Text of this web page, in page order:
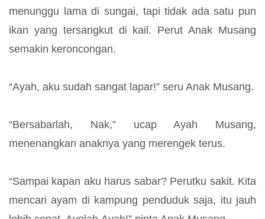
menunggu lama di sungai, tapi tidak ada satu pun
ikan yang tersangkut di kail. Perut Anak Musang
semakin keroncongan.
“Ayah, aku sudah sangat lapar!” seru Anak Musang.
“Bersabarlah, Nak,” ucap Ayah Musang,
menenangkan anaknya yang merengek terus.
“Sampai kapan aku harus sabar? Perutku sakit. Kita
mencari ayam di kampung penduduk saja, itu jauh